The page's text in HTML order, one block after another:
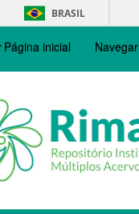
BRASIL
Página inicial Navegar